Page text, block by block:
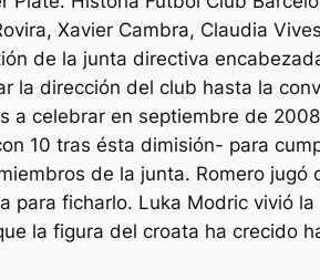
Xavier Cambra, Claudia
de la junta directiva
la dirección del club hasta la
a celebrar en septiembre de
10 tras ésta dimisión- para
de la junta. Romero jugó
ficharlo. Luka Modric vivió
la figura del croata ha crecido